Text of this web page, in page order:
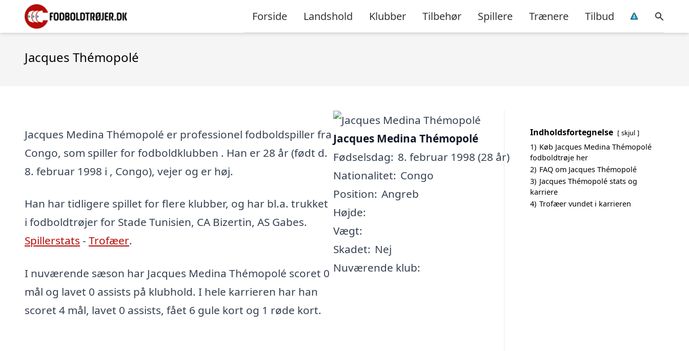
Forside Landshold Klubber Tilbehør Spillere Trænere Tilbud
Jacques Thémopolé
Jacques Medina Thémopolé er professionel fodboldspiller fra
Congo, som spiller for fodboldklubben . Han er 28 år (født d.
8. februar 1998 i , Congo), vejer og er høj.
Han har tidligere spillet for flere klubber, og har bl.a. trukket
i fodboldtrøjer for Stade Tunisien, CA Bizertin, AS Gabes.
Spillerstats - Trofæer.
I nuværende sæson har Jacques Medina Thémopolé scoret 0
mål og lavet 0 assists på klubhold. I hele karrieren har han
scoret 4 mål, lavet 0 assists, fået 6 gule kort og 1 røde kort.
Jacques Medina Thémopolé
Fødselsdag: 8. februar 1998 (28 år)
Nationalitet: Congo
Position: Angreb
Højde:
Vægt:
Skadet: Nej
Nuværende klub:
Indholdsfortegnelse skjul
1) Køb Jacques Medina Thémopolé
fodboldtrøje her
2) FAQ om Jacques Thémopolé
3) Jacques Thémopolé stats og
karriere
4) Trofæer vundet i karrieren